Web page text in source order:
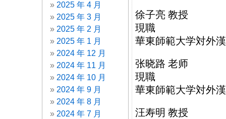
2025 年 4 月
2025 年 3 月
2025 年 2 月
2025 年 1 月
2024 年 12 月
2024 年 11 月
2024 年 10 月
2024 年 9 月
2024 年 8 月
2024 年 7 月
徐子亮 教授
現職
華東師範大学対外
张晓路 老师
現職
華東師範大学対外
汪寿明 教授